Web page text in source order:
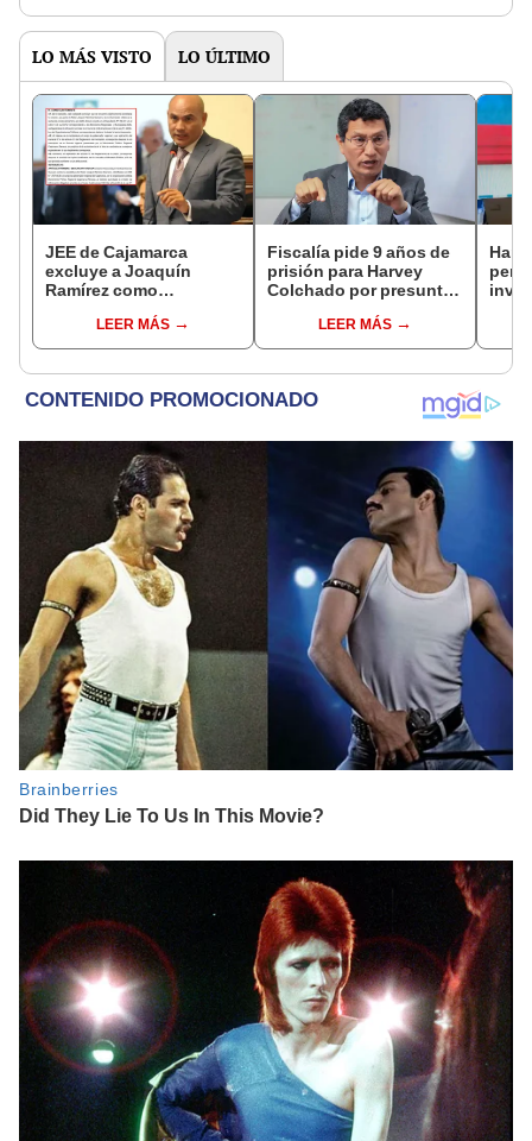
LO MÁS VISTO LO ÚLTIMO
JEE de Cajamarca
excluye a Joaquín
Ramírez como
regional por ocultar
sentencia
LEER MÁS
Fiscalía pide 9 años de
prisión para Harvey
Colchado por presunta
incompatible y falsedad
ideológica
LEER MÁS